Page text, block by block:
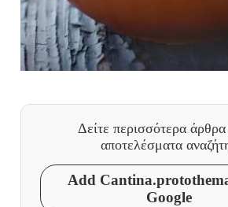
Δείτε περισσότερα
αποτελέσματα
Add
Google